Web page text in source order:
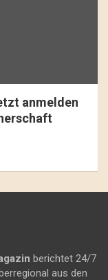
anmelden
berichtet 24/7
aus den